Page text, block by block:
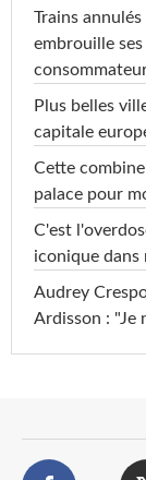
Trains
embrouille
Plus belles
capitale
Cette
palace pour
C'est
iconique dans
Audrey
Ardisson : "Je